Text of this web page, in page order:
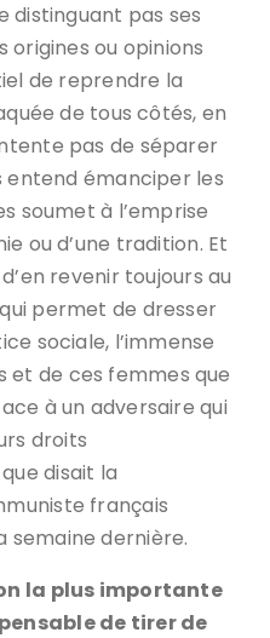
distinguant pas ses
ou opinions
de reprendre la
de tous côtés, en
pas de séparer
entend émanciper les
soumet à l’emprise
ou d’une tradition. Et
revenir toujours au
permet de dresser
sociale, l’immense
et de ces femmes que
à un adversaire qui
droits
disait la
français
dernière.
la plus importante
de tirer de